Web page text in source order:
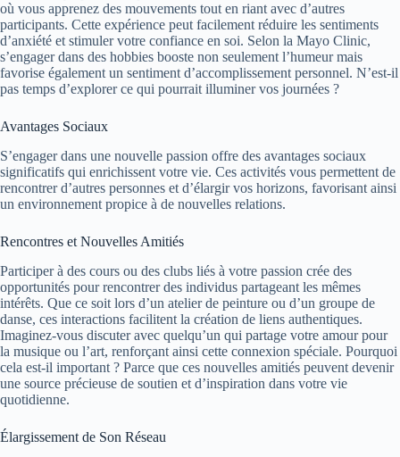
où vous apprenez des mouvements tout en riant avec d’autres
participants. Cette expérience peut facilement réduire les sentiments
d’anxiété et stimuler votre confiance en soi. Selon la Mayo Clinic,
s’engager dans des hobbies booste non seulement l’humeur mais
favorise également un sentiment d’accomplissement personnel. N’est-il
pas temps d’explorer ce qui pourrait illuminer vos journées ?
Avantages Sociaux
S’engager dans une nouvelle passion offre des avantages sociaux
significatifs qui enrichissent votre vie. Ces activités vous permettent de
rencontrer d’autres personnes et d’élargir vos horizons, favorisant ainsi
un environnement propice à de nouvelles relations.
Rencontres et Nouvelles Amitiés
Participer à des cours ou des clubs liés à votre passion crée des
opportunités pour rencontrer des individus partageant les mêmes
intérêts. Que ce soit lors d’un atelier de peinture ou d’un groupe de
danse, ces interactions facilitent la création de liens authentiques.
Imaginez-vous discuter avec quelqu’un qui partage votre amour pour
la musique ou l’art, renforçant ainsi cette connexion spéciale. Pourquoi
cela est-il important ? Parce que ces nouvelles amitiés peuvent devenir
une source précieuse de soutien et d’inspiration dans votre vie
quotidienne.
Élargissement de Son Réseau